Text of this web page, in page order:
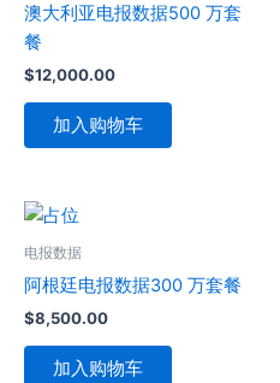
澳大利亚电报数据500 万套
餐
$12,000.00
加入购物车
电报数据
阿根廷电报数据300 万套餐
$8,500.00
加入购物车